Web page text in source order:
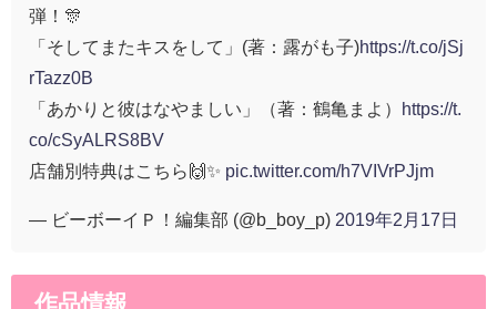
弾！🎊
「そしてまたキスをして」(著：露がも子)https://t.co/jSj
rTazz0B
「あかりと彼はなやましい」（著：鶴亀まよ）
https://t.
co/cSyALRS8BV
店舗別特典はこちら🙌✨ pic.twitter.com/h7VIVrPJjm
— ビーボーイＰ！編集部 (@b_boy_p) 2019年2月17日
作品情報